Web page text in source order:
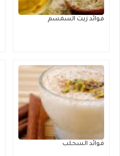
فوائد زيت السمسم
فوائد السحلب